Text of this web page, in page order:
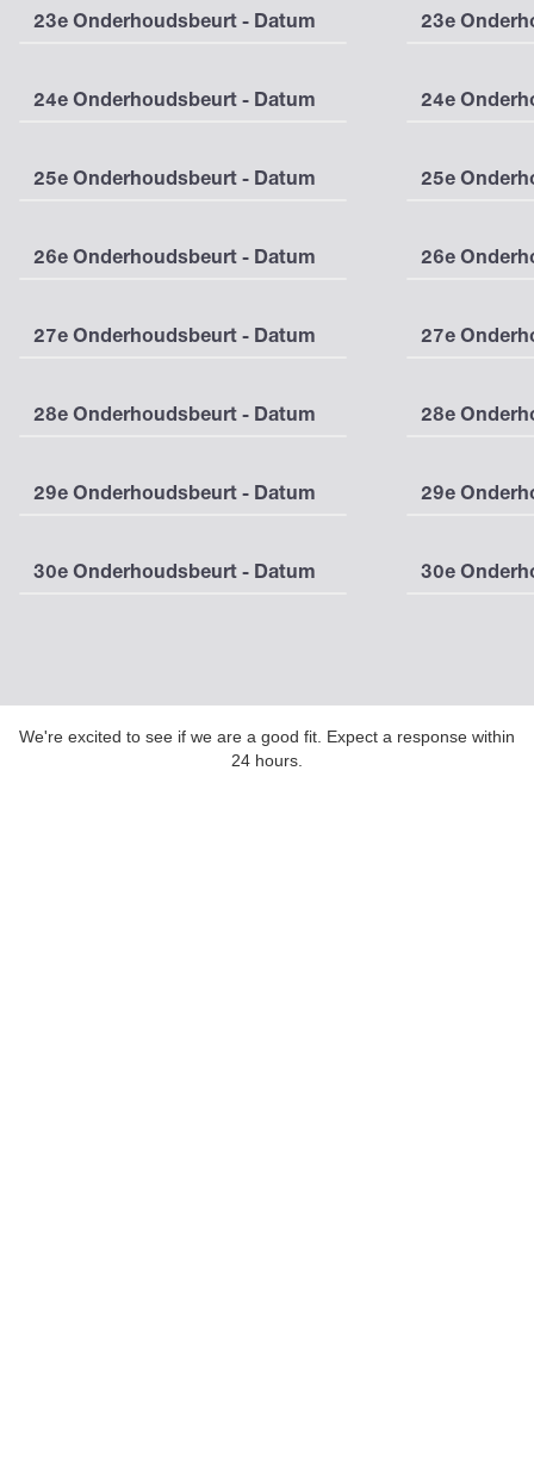
23e Onderhoudsbeurt - Datum 23e
24e Onderhoudsbeurt - Datum 24e
25e Onderhoudsbeurt - Datum 25e
26e Onderhoudsbeurt - Datum 26e
27e Onderhoudsbeurt - Datum 27e
28e Onderhoudsbeurt - Datum 28e
29e Onderhoudsbeurt - Datum 29e
30e Onderhoudsbeurt - Datum 30e
We're excited to see if we are a good fit. Expect a response within
24 hours.